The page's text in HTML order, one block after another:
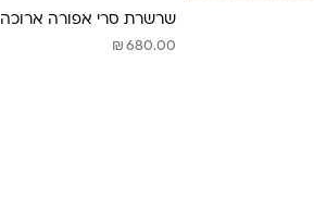
שרשרת סרי אפורה ארוכה
₪ 680.00